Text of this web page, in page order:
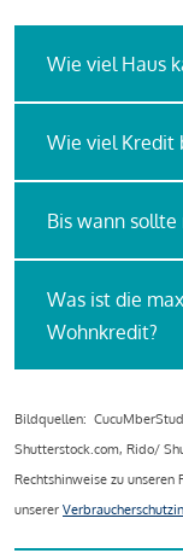
Wie viel Haus
Wie viel Kredit
Bis wann
Was ist die
Wohnkredit?
Bildquellen:
Shutterstock.com, Rido/
Rechtshinweise zu unseren
unserer